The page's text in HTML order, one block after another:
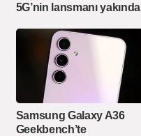
5G’nin lansmanı yakında
Samsung Galaxy A36
Geekbench’te